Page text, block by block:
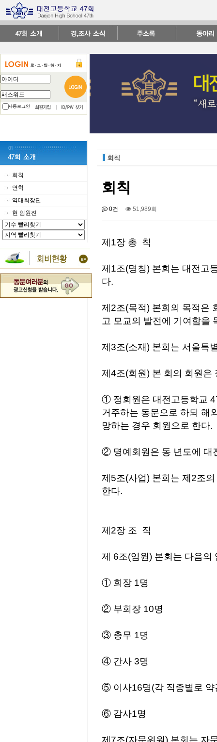
자동로그인
회칙
연혁
역대회장단
현 임원진
회칙
0건 51,989회
제1장 총 칙
제1조(명칭) 본회는 대전고
다.
제2조(목적) 본회의 목적은
고 모교의 발전에 기여함을
제3조(소재) 본회는 서울특
제4조(회원) 본 회의 회원은
① 정회원은 대전고등학교
거주하는 동문으로 하되 해
망하는 경우 회원으로 한다.
② 명예회원은 동 년도에 대
제5조(사업) 본회는 제2조
한다.
제2장 조 직
제 6조(임원) 본회는 다음의
① 회장 1명
② 부회장 10명
③ 총무 1명
④ 간사 3명
⑤ 이사16명(각 직종별로 약
⑥ 감사1명
제7조(자문위원) 본회는 자